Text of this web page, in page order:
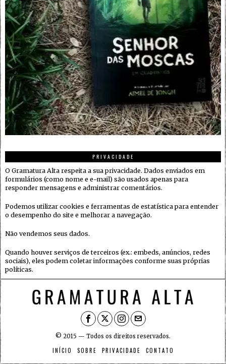
PRIVACIDADE
O Gramatura Alta respeita a sua privacidade. Dados enviados em
formulários (como nome e e-mail) são usados apenas para
responder mensagens e administrar comentários.
Podemos utilizar cookies e ferramentas de estatística para entender
o desempenho do site e melhorar a navegação.
Não vendemos seus dados.
Quando houver serviços de terceiros (ex.: embeds, anúncios, redes
sociais), eles podem coletar informações conforme suas próprias
políticas.
© 2015 — Todos os direitos reservados.
INÍCIO SOBRE PRIVACIDADE CONTATO